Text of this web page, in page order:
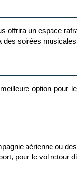
offrira un espace
des soirées musicales
option pour
aérienne ou
pour le vol retour